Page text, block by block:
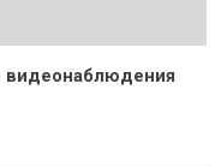
видеонаблюдения